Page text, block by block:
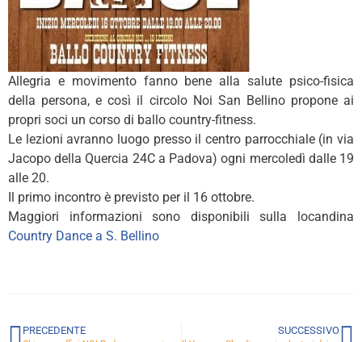
Allegria e movimento fanno bene alla salute psico-fisica
della persona, e così il circolo Noi San Bellino propone ai
propri soci un corso di ballo country-fitness.
Le lezioni avranno luogo presso il centro parrocchiale (in via
Jacopo della Quercia 24C a Padova) ogni mercoledì dalle 19
alle 20.
Il primo incontro è previsto per il 16 ottobre.
Maggiori informazioni sono disponibili sulla locandina
Country Dance a S. Bellino
PRECEDENTE SUCCESSIVO